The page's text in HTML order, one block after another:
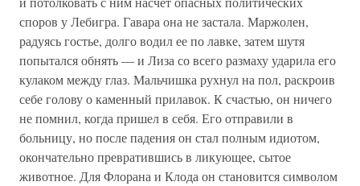
споров у Лебигра. Гавара она не застала. Маржолен,
радуясь гостье, долго водил ее по лавке, затем шутя
попытался обнять — и Лиза со всего размаху ударила его
кулаком между глаз. Мальчишка рухнул на пол, раскроив
себе голову о каменный прилавок. К счастью, он ничего
не помнил, когда пришел в себя. Его отправили в
больницу, но после падения он стал полным идиотом,
окончательно превратившись в ликующее, сытое
животное. Для Флорана и Клода он становится символом